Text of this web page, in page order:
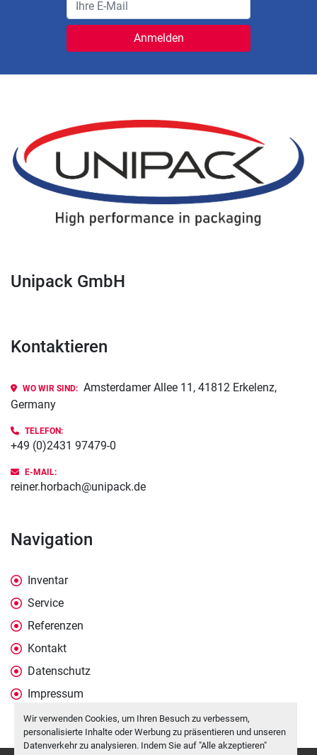
Wir verwenden Cookies, um Ihren Besuch zu verbessern,
personalisierte Inhalte oder Werbung zu präsentieren und unseren
Datenverkehr zu analysieren. Indem Sie auf "Alle akzeptieren"
Anmelden
Unipack GmbH
Kontaktieren
WO WIR SIND: Amsterdamer Allee 11, 41812 Erkelenz,
Germany
TELEFON:
+49 (0)2431 97479-0
E-MAIL:
reiner.horbach@unipack.de
Navigation
Inventar
Service
Referenzen
Kontakt
Datenschutz
Impressum